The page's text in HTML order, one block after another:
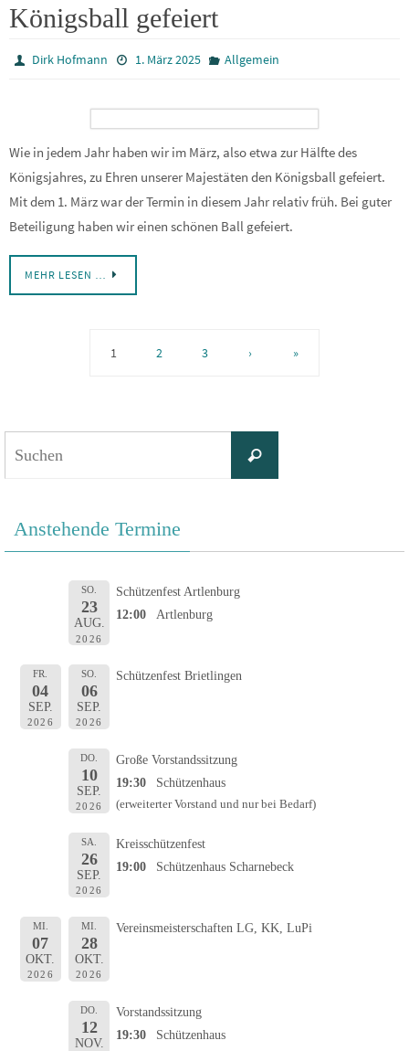
Königsball gefeiert
Dirk Hofmann 1. März 2025 Allgemein
Wie in jedem Jahr haben wir im März, also etwa zur Hälfte des
Königsjahres, zu Ehren unserer Majestäten den Königsball gefeiert.
Mit dem 1. März war der Termin in diesem Jahr relativ früh. Bei guter
Beteiligung haben wir einen schönen Ball gefeiert.
MEHR LESEN …
1 2 3 › »
Suchen
Anstehende Termine
SO.
23
AUG.
2026
Schützenfest Artlenburg
12:00
Artlenburg
FR.
04
SEP.
2026
SO.
06
SEP.
2026
Schützenfest Brietlingen
DO.
10
SEP.
2026
Große Vorstandssitzung
19:30
Schützenhaus
(erweiterter Vorstand und nur bei Bedarf)
SA.
26
SEP.
2026
Kreisschützenfest
19:00
Schützenhaus Scharnebeck
MI.
07
OKT.
2026
MI.
28
OKT.
2026
Vereinsmeisterschaften LG, KK, LuPi
DO.
12
NOV.
Vorstandssitzung
19:30
Schützenhaus